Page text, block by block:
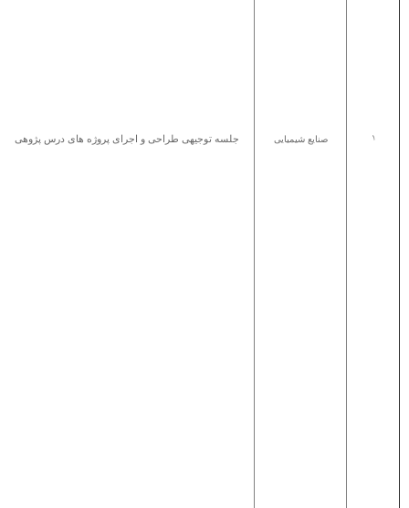
1 صنایع شیمیایی جلسه توجیهی طراحی و اجرای پروژه های درس پژوهی